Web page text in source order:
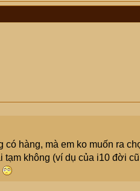
có hàng, mà em ko muốn ra
không (ví dụ của i10 đời